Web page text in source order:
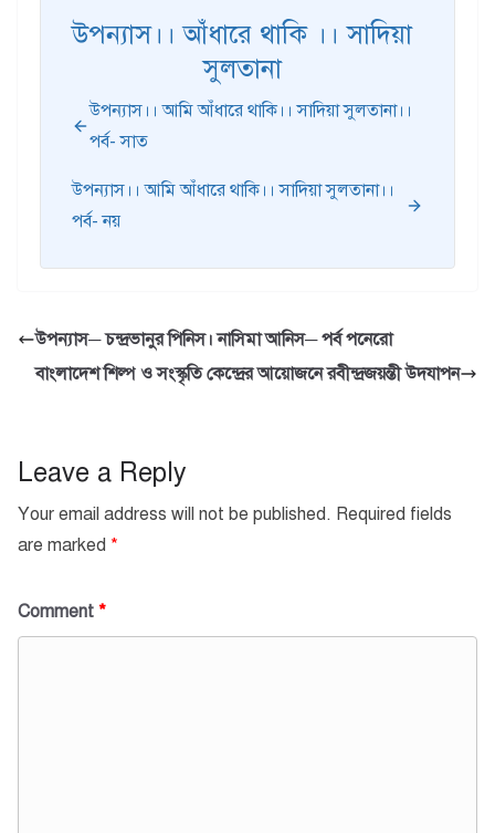
উপন্যাস।। আঁধারে থাকি ।। সাদিয়া
সুলতানা
উপন্যাস।। আমি আঁধারে থাকি।। সাদিয়া সুলতানা।।
পর্ব- সাত
উপন্যাস।। আমি আঁধারে থাকি।। সাদিয়া সুলতানা।।
পর্ব- নয়
উপন্যাস─ চন্দ্রভানুর পিনিস। নাসিমা আনিস─ পর্ব পনেরো
বাংলাদেশ শিল্প ও সংস্কৃতি কেন্দ্রের আয়োজনে রবীন্দ্রজয়ন্তী উদযাপন
Leave a Reply
Your email address will not be published. Required fields
are marked *
Comment *